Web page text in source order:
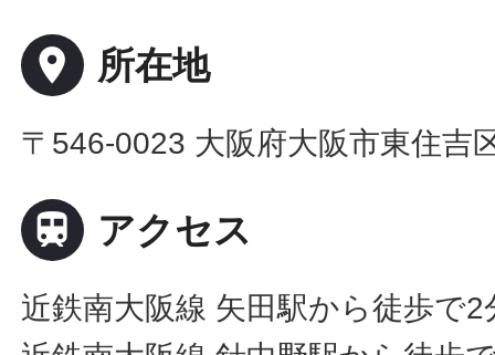
place 所在地
〒546-0023 大阪府大阪市東住吉
 アクセス
近鉄南大阪線 矢田駅から徒歩で2